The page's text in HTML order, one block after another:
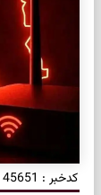
کدخبر : 45651